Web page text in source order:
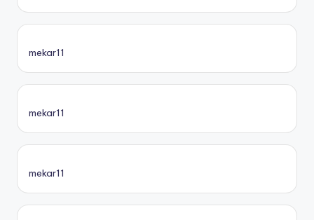
mekar11
mekar11
mekar11